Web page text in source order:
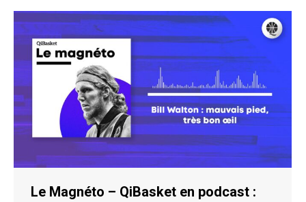
Le Magnéto – QiBasket en podcast :